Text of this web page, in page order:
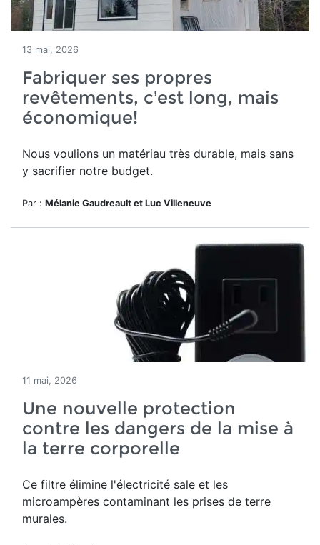
13 mai, 2026
Fabriquer ses propres
revêtements, c’est long, mais
économique!
Nous voulions un matériau très durable, mais sans
y sacrifier notre budget.
Par : Mélanie Gaudreault et Luc Villeneuve
11 mai, 2026
Une nouvelle protection
contre les dangers de la mise à
la terre corporelle
Ce filtre élimine l'électricité sale et les
microampères contaminant les prises de terre
murales.